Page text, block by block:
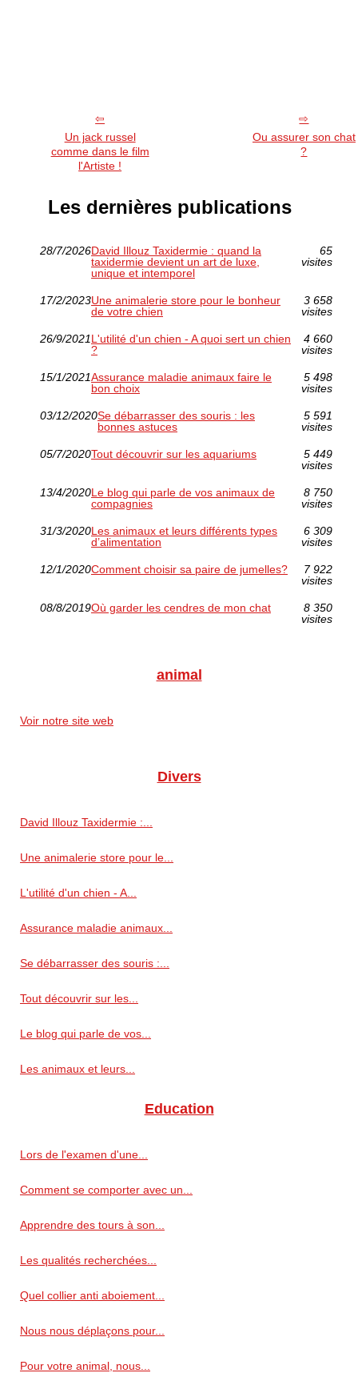
Un jack russel
comme dans le film
l'Artiste !
Ou assurer son chat
?
Les dernières publications
28/7/2026David Illouz Taxidermie : quand la
taxidermie devient un art de luxe,
unique et intemporel
65
visites
17/2/2023Une animalerie store pour le bonheur
de votre chien
3 658
visites
26/9/2021L'utilité d'un chien - A quoi sert un chien
?
4 660
visites
15/1/2021Assurance maladie animaux faire le
bon choix
5 498
visites
03/12/2020Se débarrasser des souris : les
bonnes astuces
5 591
visites
05/7/2020Tout découvrir sur les aquariums
5 449
visites
13/4/2020Le blog qui parle de vos animaux de
compagnies
8 750
visites
31/3/2020Les animaux et leurs différents types
d’alimentation
6 309
visites
12/1/2020Comment choisir sa paire de jumelles?
7 922
visites
08/8/2019Où garder les cendres de mon chat
8 350
visites
animal
Voir notre site web
Divers
David Illouz Taxidermie :...
Une animalerie store pour le...
L'utilité d'un chien - A...
Assurance maladie animaux...
Se débarrasser des souris :...
Tout découvrir sur les...
Le blog qui parle de vos...
Les animaux et leurs...
Education
Lors de l'examen d'une...
Comment se comporter avec un...
Apprendre des tours à son...
Les qualités recherchées...
Quel collier anti aboiement...
Nous nous déplaçons pour...
Pour votre animal, nous...